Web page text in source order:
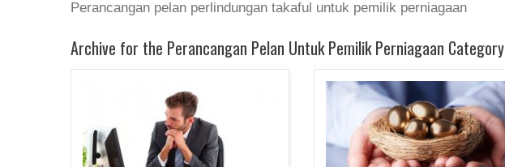
Perancangan pelan perlindungan takaful untuk pemilik perniagaan
Archive for the Perancangan Pelan Untuk Pemilik Perniagaan Category